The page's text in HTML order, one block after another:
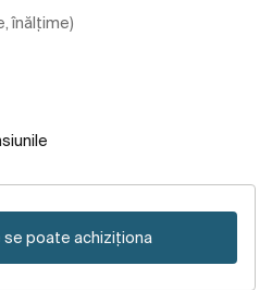
înălțime)
se poate achiziționa